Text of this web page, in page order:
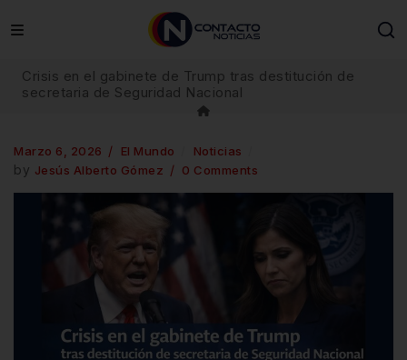
Crisis en el gabinete de Trump tras destitución de
secretaria de Seguridad Nacional
Marzo 6, 2026 El Mundo Noticias
by Jesús Alberto Gómez 0 Comments